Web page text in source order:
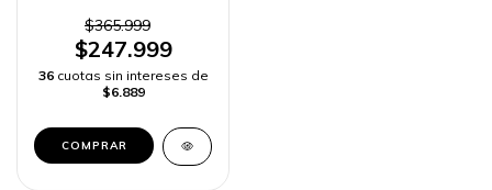
$365.999
$247.999
36 cuotas sin intereses de
$6.889
COMPRAR